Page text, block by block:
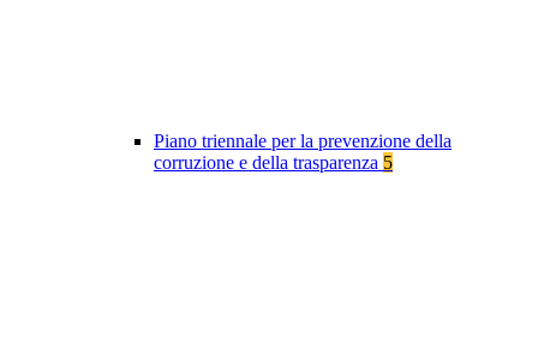
Piano triennale per la prevenzione della
corruzione e della trasparenza 5